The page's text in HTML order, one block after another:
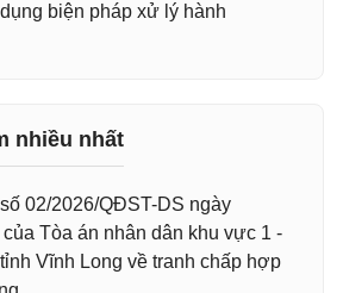
biện pháp xử lý hành
nhiều nhất
02/2026/QĐST-DS ngày
Tòa án nhân dân khu vực 1 -
Vĩnh Long về tranh chấp hợp